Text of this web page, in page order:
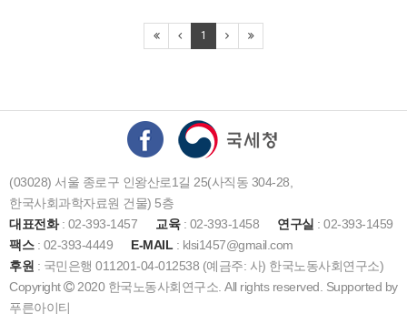
1
(03028) 서울 종로구 인왕산로1길 25(사직동 304-28,
한국사회과학자료원 건물) 5층
대표전화: 02-393-1457 교육: 02-393-1458 연구실 : 02-393-1459
팩스: 02-393-4449 E-MAIL : klsi1457@gmail.com
후원 : 국민은행 011201-04-012538 (예금주: 사) 한국노동사회연구소)
Copyright
2020 한국노동사회연구소. All rights reserved. Supported by
푸른아이티